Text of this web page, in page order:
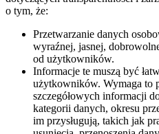
o tym, że:
Przetwarzanie danych
wyraźnej, jasnej,
od użytkowników.
Informacje te muszą być
użytkowników. Wymaga to
szczegółowych informacji
kategorii danych, okresu
im przysługują, takich jak